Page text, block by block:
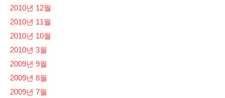
2010년 12월
2010년 11월
2010년 10월
2010년 3월
2009년 9월
2009년 8월
2009년 7월